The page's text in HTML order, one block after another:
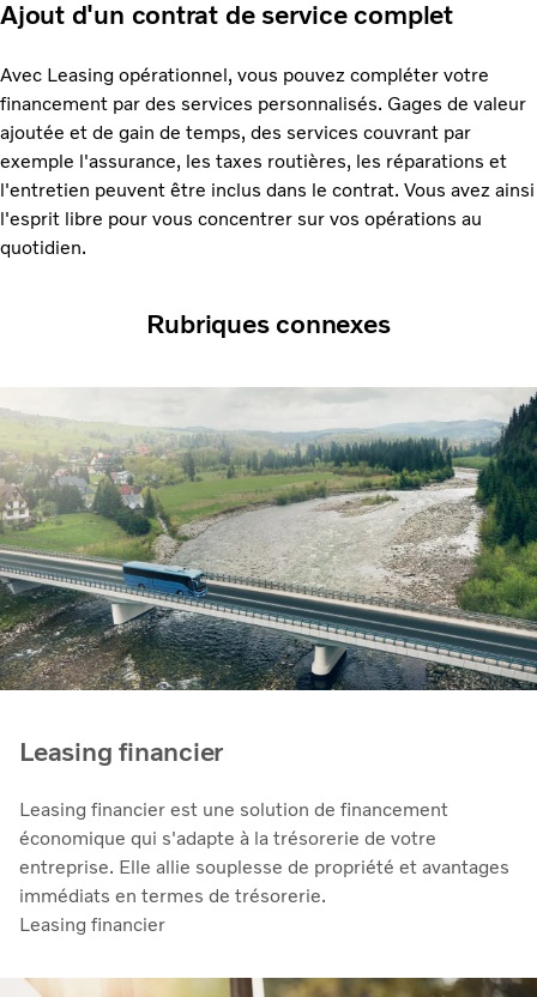
Ajout d'un contrat de service complet
Avec Leasing opérationnel, vous pouvez compléter votre
financement par des services personnalisés. Gages de valeur
ajoutée et de gain de temps, des services couvrant par
exemple l'assurance, les taxes routières, les réparations et
l'entretien peuvent être inclus dans le contrat. Vous avez ainsi
l'esprit libre pour vous concentrer sur vos opérations au
quotidien.
Rubriques connexes
Leasing financier
Leasing financier est une solution de financement
économique qui s'adapte à la trésorerie de votre
entreprise. Elle allie souplesse de propriété et avantages
immédiats en termes de trésorerie.
Leasing financier